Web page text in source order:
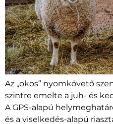
Az „okos” nyomkövető
szintre emelte a juh- és
A GPS-alapú
és a viselkedés-alapú